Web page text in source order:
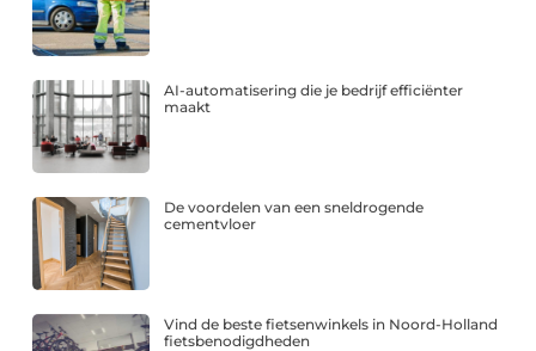
AI-automatisering die je bedrijf efficiënter
maakt
De voordelen van een sneldrogende
cementvloer
Vind de beste fietsenwinkels in Noord-Holland
fietsbenodigdheden